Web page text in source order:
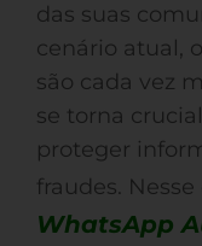
das suas
cenário atual,
são cada vez
se torna
proteger
fraudes.
WhatsApp